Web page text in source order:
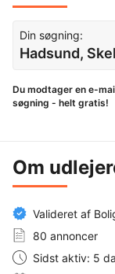
Din søgning:
Hadsund,
Du modtager en e-
søgning - helt gratis!
Om
Valideret af
80 annoncer
Sidst aktiv: 5